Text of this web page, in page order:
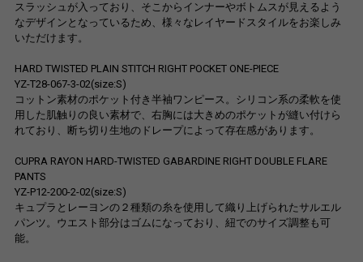
スラッシュが入っており、そこからインナーやボトムスが見えるよう
なデザインとなっているため、様々なレイヤードスタイルをお楽しみ
いただけます。
HARD TWISTED PLAIN STITCH RIGHT POCKET ONE-PIECE
YZ-T28-067-3-02(size:S)
コットン素材のポケット付き半袖ワンピース。シリコン系の柔軟を使
用した肌触りの良い素材で、右胸には大きめのポケットが縫い付けら
れており、断ち切り生地のドレープによって存在感があります。
CUPRA RAYON HARD-TWISTED GABARDINE RIGHT DOUBLE FLARE
PANTS
YZ-P12-200-2-02(size:S)
キュプラとレーヨンの２種類の糸を使用して織り上げられたサルエル
パンツ。ウエスト部分はゴムになっており、紐でのサイズ調整も可
能。